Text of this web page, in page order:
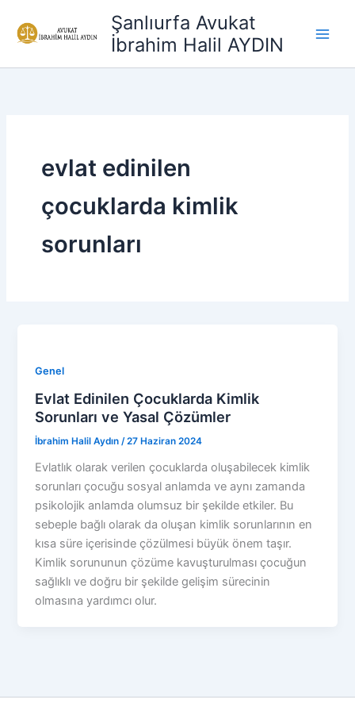
atla
Şanlıurfa Avukat
İbrahim Halil AYDIN
evlat edinilen
çocuklarda kimlik
sorunları
Genel
Evlat Edinilen Çocuklarda Kimlik
Sorunları ve Yasal Çözümler
İbrahim Halil Aydın /27 Haziran 2024
Evlatlık olarak verilen çocuklarda oluşabilecek kimlik
sorunları çocuğu sosyal anlamda ve aynı zamanda
psikolojik anlamda olumsuz bir şekilde etkiler. Bu
sebeple bağlı olarak da oluşan kimlik sorunlarının en
kısa süre içerisinde çözülmesi büyük önem taşır.
Kimlik sorununun çözüme kavuşturulması çocuğun
sağlıklı ve doğru bir şekilde gelişim sürecinin
olmasına yardımcı olur.